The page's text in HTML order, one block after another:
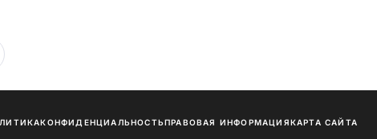
КОНФИДЕНЦИАЛЬНОСТЬПРАВОВАЯ ИНФОРМАЦИЯКАРТА САЙТА